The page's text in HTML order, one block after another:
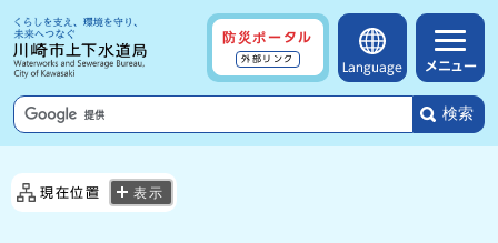
防災ポータル
外部リンク
Language メニュー
検索
現在位置 表示